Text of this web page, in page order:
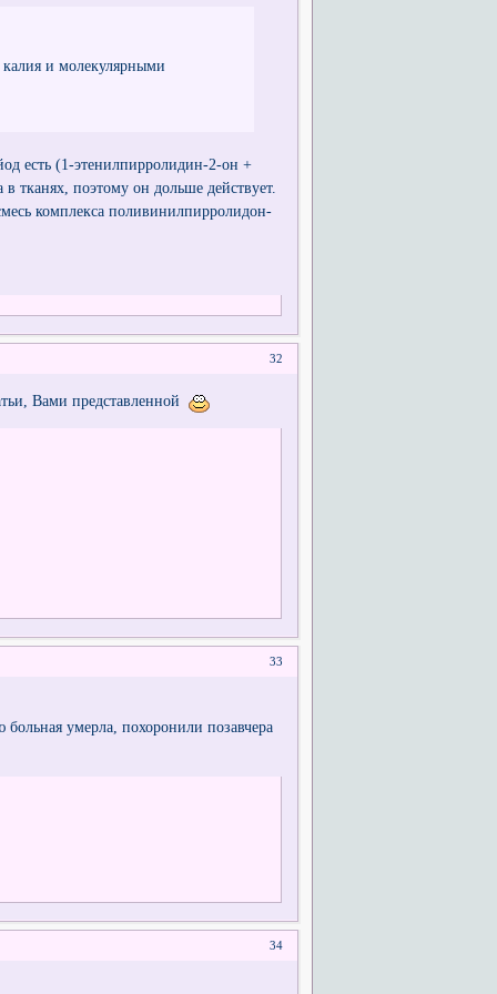
калия и молекулярными
есть (1-этенилпирролидин-2-он +
тканях, поэтому он дольше действует.
комплекса поливинилпирролидон-
32
Вами представленной
33
умерла, похоронили позавчера
34